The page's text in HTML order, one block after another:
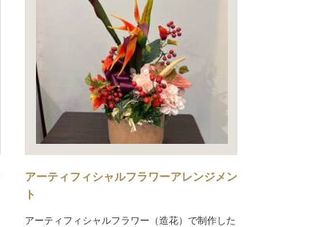
アーティフィシャルフラワーアレンジメン
ト
アーティフィシャルフラワー（造花）で制作した